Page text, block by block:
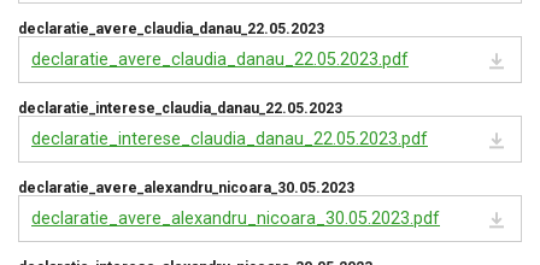
declaratie_avere_claudia_danau_22.05.2023
declaratie_avere_claudia_danau_22.05.2023.pdf
declaratie_interese_claudia_danau_22.05.2023
declaratie_interese_claudia_danau_22.05.2023.pdf
declaratie_avere_alexandru_nicoara_30.05.2023
declaratie_avere_alexandru_nicoara_30.05.2023.pdf